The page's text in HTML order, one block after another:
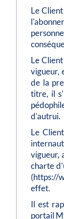
Le
Le
vigueur,
de la
titre, il
d'autrui.
Le
vigueur,
charte
(https://
effet.
Il est
portail